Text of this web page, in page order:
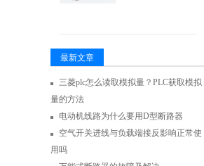
最新文章
三菱plc怎么读取模拟量？PLC获取模拟
量的方法
电动机线路为什么要用D型断路器
空气开关进线与负载端接反影响正常使
用吗